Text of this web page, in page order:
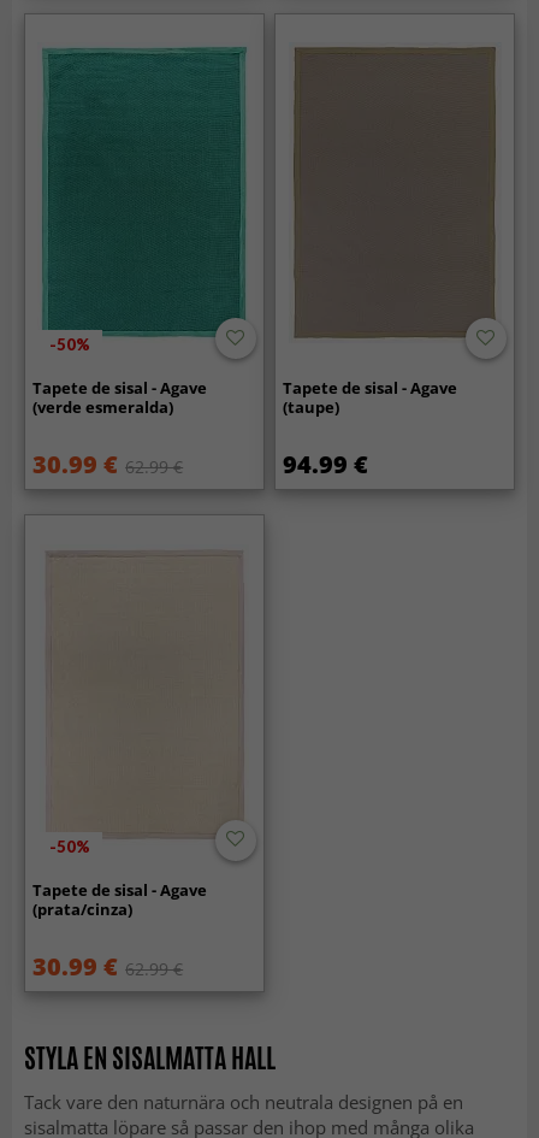
-50%
Tapete de sisal - Agave
(verde esmeralda)
30.99 € 62.99 €
Tapete de sisal - Agave
(taupe)
94.99 €
-50%
Tapete de sisal - Agave
(prata/cinza)
30.99 € 62.99 €
STYLA EN SISALMATTA HALL
Tack vare den naturnära och neutrala designen på en
sisalmatta löpare så passar den ihop med många olika